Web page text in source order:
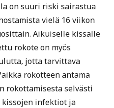
on suuri riski sairastua
vielä 16 viikon
Aikuiselle kissalle
rokote on myös
jotta tarvittava
rokotteen antama
rokottamisesta selvästi
infektiot ja